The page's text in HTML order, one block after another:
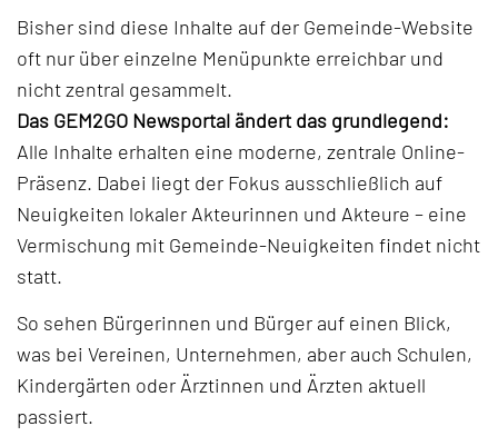
Bisher sind diese Inhalte auf der Gemeinde-Website
oft nur über einzelne Menüpunkte erreichbar und
nicht zentral gesammelt.
Das GEM2GO Newsportal ändert das grundlegend:
Alle Inhalte erhalten eine moderne, zentrale Online-
Präsenz. Dabei liegt der Fokus ausschließlich auf
Neuigkeiten lokaler Akteurinnen und Akteure – eine
Vermischung mit Gemeinde-Neuigkeiten findet nicht
statt.
So sehen Bürgerinnen und Bürger auf einen Blick,
was bei Vereinen, Unternehmen, aber auch Schulen,
Kindergärten oder Ärztinnen und Ärzten aktuell
passiert.